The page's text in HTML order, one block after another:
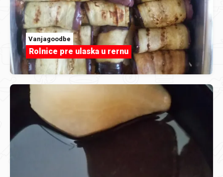
Vanjagoodbe
Rolnice pre ulaska u rernu